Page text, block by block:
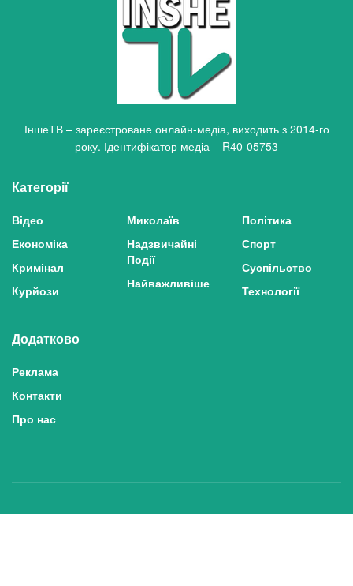
ІншеТВ – зареєстроване онлайн-медіа, виходить з 2014-го
року. Ідентифікатор медіа – R40-05753
Категорії
Відео
Економіка
Кримінал
Курйози
Миколаїв
Надзвичайні
Події
Найважливіше
Політика
Спорт
Суспільство
Технології
Додатково
Реклама
Контакти
Про нас
Політика конфіденційності та захисту персональних даних